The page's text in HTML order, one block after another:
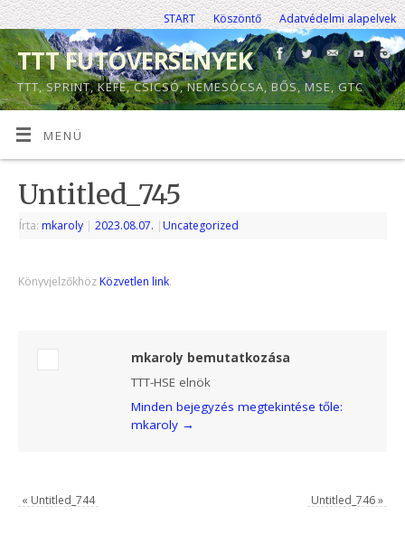
START Köszöntő Adatvédelmi alapelvek
TTT FUTÓVERSENYEK
TTT, SPRINT, KEFE, CSICSÓ, NEMESÓCSA, BŐS, MSE, GTC
MENÜ
Untitled_745
Írta: mkaroly | 2023.08.07. | Uncategorized
Könyvjelzőkhöz Közvetlen link.
mkaroly bemutatkozása
TTT-HSE elnök
Minden bejegyzés megtekintése tőle:
mkaroly →
« Untitled_744 Untitled_746»